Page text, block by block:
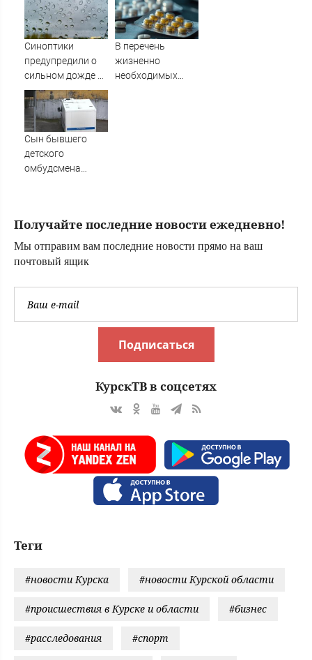
ударов по РФ
турнире WTA в
Мемфисе -
Новости на
Синоптики
предупредили о
сильном дожде и
грозе в Сочи 5
октября
В перечень
жизненно
необходимых
Сын бывшего
детского
омбудсмена
Получайте последние новости ежедневно!
Мы отправим вам последние новости прямо на ваш
почтовый ящик
Подписаться
КурскТВ в соцсетях
Теги
#новости Курска #новости Курской области
#происшествия в Курске и области #бизнес
#расследования #спорт